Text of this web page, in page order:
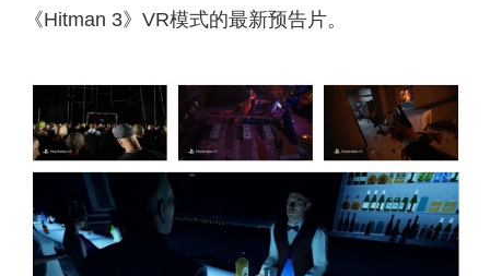
《Hitman 3》VR模式的最新预告片。